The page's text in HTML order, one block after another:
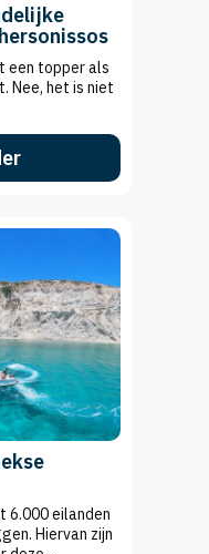
een topper als
Nee, het is niet
6.000 eilanden
Hiervan zijn